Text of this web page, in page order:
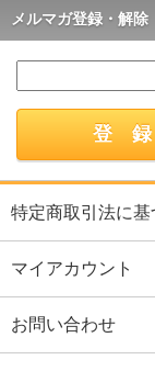
メルマガ登録・解除
特定商取引法に基
マイアカウント
お問い合わせ